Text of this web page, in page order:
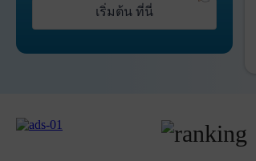
เริ่มต้น ที่นี่